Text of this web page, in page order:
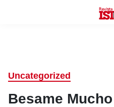
Uncategorized
Besame Mucho